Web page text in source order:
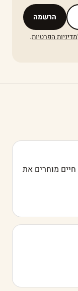
הרשמה
מדיניות הפרטיות.
מוחרים את